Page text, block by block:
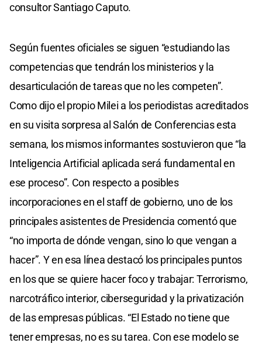
consultor Santiago Caputo.
Según fuentes oficiales se siguen “estudiando las
competencias que tendrán los ministerios y la
desarticulación de tareas que no les competen”.
Como dijo el propio Milei a los periodistas acreditados
en su visita sorpresa al Salón de Conferencias esta
semana, los mismos informantes sostuvieron que “la
Inteligencia Artificial aplicada será fundamental en
ese proceso”. Con respecto a posibles
incorporaciones en el staff de gobierno, uno de los
principales asistentes de Presidencia comentó que
“no importa de dónde vengan, sino lo que vengan a
hacer”. Y en esa línea destacó los principales puntos
en los que se quiere hacer foco y trabajar: Terrorismo,
narcotráfico interior, ciberseguridad y la privatización
de las empresas públicas. “El Estado no tiene que
tener empresas, no es su tarea. Con ese modelo se